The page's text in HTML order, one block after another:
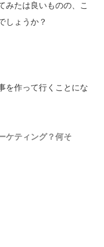
みたは良いものの、こ
しょうか？
を作って行くことにな
ケティング？何そ